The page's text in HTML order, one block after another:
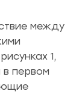
между
1,
первом